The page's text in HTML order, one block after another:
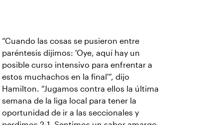
“Cuando las cosas se pusieron entre
paréntesis dijimos: 'Oye, aquí hay un
posible curso intensivo para enfrentar a
estos muchachos en la final'”, dijo
Hamilton. “Jugamos contra ellos la última
semana de la liga local para tener la
oportunidad de ir a las seccionales y